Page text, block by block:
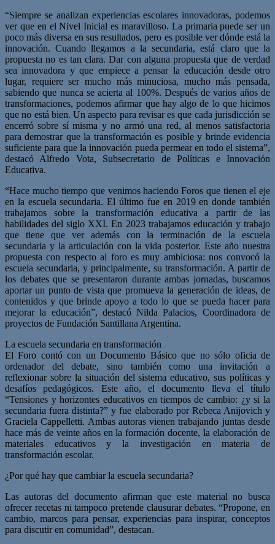
“Siempre se analizan experiencias escolares innovadoras, podemos
ver que en el Nivel Inicial es maravilloso. La primaria puede ser un
poco más diversa en sus resultados, pero es posible ver dónde está la
innovación. Cuando llegamos a la secundaria, está claro que la
propuesta no es tan clara. Dar con alguna propuesta que de verdad
sea innovadora y que empiece a pensar la educación desde otro
lugar, requiere ser mucho más minuciosa, mucho más pensada,
sabiendo que nunca se acierta al 100%. Después de varios años de
transformaciones, podemos afirmar que hay algo de lo que hicimos
que no está bien. Un aspecto para revisar es que cada jurisdicción se
encerró sobre sí misma y no armó una red, al menos satisfactoria
para demostrar que la transformación es posible y brinde evidencia
suficiente para que la innovación pueda permear en todo el sistema”,
destacó Alfredo Vota, Subsecretario de Políticas e Innovación
Educativa.
“Hace mucho tiempo que venimos haciendo Foros que tienen el eje
en la escuela secundaria. El último fue en 2019 en donde también
trabajamos sobre la transformación educativa a partir de las
habilidades del siglo XXI. En 2023 trabajamos educación y trabajo
que tiene que ver además con la terminación de la escuela
secundaria y la articulación con la vida posterior. Este año nuestra
propuesta con respecto al foro es muy ambiciosa: nos convocó la
escuela secundaria, y principalmente, su transformación. A partir de
los debates que se presentaron durante ambas jornadas, buscamos
aportar un punto de vista que promueva la generación de ideas, de
contenidos y que brinde apoyo a todo lo que se pueda hacer para
mejorar la educación”, destacó Nilda Palacios, Coordinadora de
proyectos de Fundación Santillana Argentina.
La escuela secundaria en transformación
El Foro contó con un Documento Básico que no sólo oficia de
ordenador del debate, sino también como una invitación a
reflexionar sobre la situación del sistema educativo, sus políticas y
desafíos pedagógicos. Este año, el documento lleva el título
“Tensiones y horizontes educativos en tiempos de cambio: ¿y si la
secundaria fuera distinta?” y fue elaborado por Rebeca Anijovich y
Graciela Cappelletti. Ambas autoras vienen trabajando juntas desde
hace más de veinte años en la formación docente, la elaboración de
materiales educativos y la investigación en materia de
transformación escolar.
¿Por qué hay que cambiar la escuela secundaria?
Las autoras del documento afirman que este material no busca
ofrecer recetas ni tampoco pretende clausurar debates. “Propone, en
cambio, marcos para pensar, experiencias para inspirar, conceptos
para discutir en comunidad”, destacan.